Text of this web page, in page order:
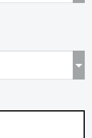
TRICO/ボル